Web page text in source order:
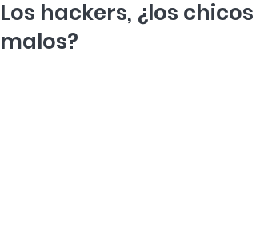
Los hackers, ¿los chicos
malos?